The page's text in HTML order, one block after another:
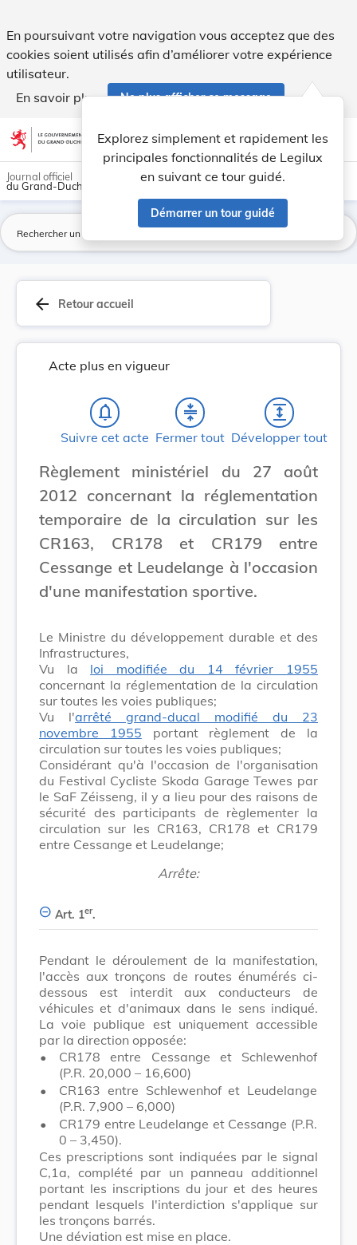
En poursuivant votre navigation vous acceptez que des
cookies soient utilisés afin d’améliorer votre expérience
utilisateur.
En savoir plus
Ne plus afficher ce message
Aller au contenu account_circle help Aide
Explorez simplement et rapidement les
principales fonctionnalités de Legilux
en suivant ce tour guidé.
Démarrer un tour guidé
light_mode dark_mode
Journal officiel
du Grand-Duché de Luxembourg
arrow_back Retour accueil
Acte plus en vigueur
notifications_none
Suivre cet acte
compress
Fermer tout
expand
Développer tout
Règlement ministériel du 27 août
2012 concernant la réglementation
temporaire de la circulation sur les
CR163, CR178 et CR179 entre
Cessange et Leudelange à l'occasion
d'une manifestation sportive.
Le Ministre du développement durable et des
Infrastructures,
Vu la loi modifiée du 14 février 1955
concernant la réglementation de la circulation
sur toutes les voies publiques;
Vu l'arrêté grand-ducal modifié du 23
novembre 1955 portant règlement de la
circulation sur toutes les voies publiques;
Considérant qu'à l'occasion de l'organisation
du Festival Cycliste Skoda Garage Tewes par
le SaF Zéisseng, il y a lieu pour des raisons de
sécurité des participants de règlementer la
circulation sur les CR163, CR178 et CR179
entre Cessange et Leudelange;
Arrête:
Art. 1er.
Pendant le déroulement de la manifestation,
l'accès aux tronçons de routes énumérés ci-
dessous est interdit aux conducteurs de
véhicules et d'animaux dans le sens indiqué.
La voie publique est uniquement accessible
par la direction opposée:
•
CR178 entre Cessange et Schlewenhof
(P.R. 20,000 – 16,600)
•
CR163 entre Schlewenhof et Leudelange
(P.R. 7,900 – 6,000)
•
CR179 entre Leudelange et Cessange (P.R.
0 – 3,450).
Ces prescriptions sont indiquées par le signal
C,1a, complété par un panneau additionnel
portant les inscriptions du jour et des heures
pendant lesquels l'interdiction s'applique sur
les tronçons barrés.
Une déviation est mise en place.